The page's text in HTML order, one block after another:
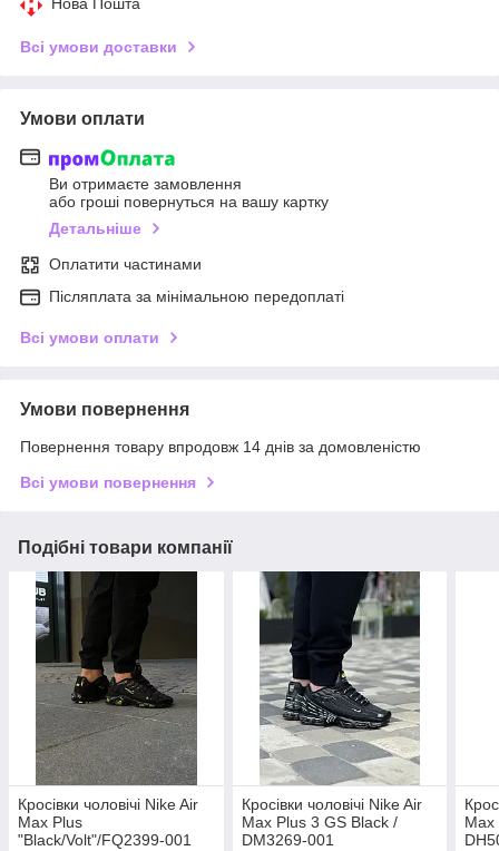
Всі умови доставки
Умови оплати
Ви отримаєте замовлення
або гроші повернуться на вашу картку
Детальніше
Оплатити частинами
Післяплата за мінімальною передоплаті
Всі умови оплати
Умови повернення
Повернення товару впродовж 14 днів за домовленістю
Всі умови повернення
Подібні товари компанії
Кросівки чоловічі Nike Air
Max Plus
"Black/Volt"/FQ2399-001
Кросівки чоловічі Nike Air
Max Plus 3 GS Black /
DM3269-001
Max